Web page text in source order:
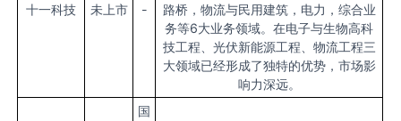
十一科技 未上市 -
路桥，物流与民用建筑，电力，综合业
务等6大业务领域。在电子与生物高科
技工程、光伏新能源工程、物流工程三
大领域已经形成了独特的优势，市场影
响力深远。
国